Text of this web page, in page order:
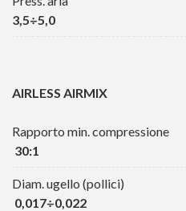
3,5÷5,0
AIRLESS AIRMIX
Rapporto min. compressione
30:1
Diam. ugello (pollici)
0,017÷0,022